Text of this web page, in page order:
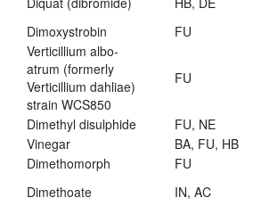
Dimoxystrobin
FU
Verticillium albo-
atrum (formerly
Verticillium dahliae)
strain WCS850
FU
Dimethyl disulphide FU, NE
Vinegar
BA, FU, HB
Dimethomorph
FU
Dimethoate
IN, AC